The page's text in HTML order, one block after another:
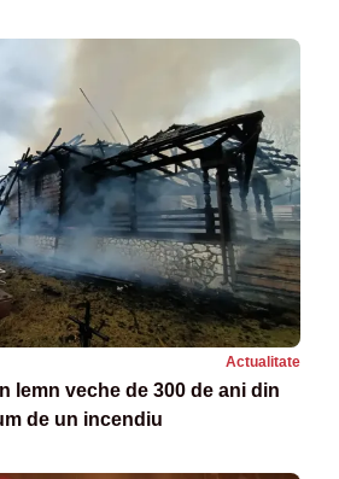
Actualitate
lemn veche de 300 de ani din
de un incendiu